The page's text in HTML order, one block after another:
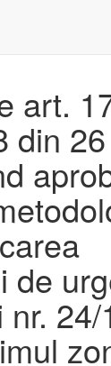
art.
din
de